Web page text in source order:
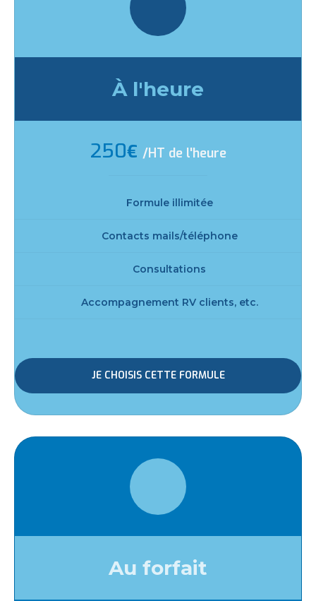
À l'heure
250€ /HT de l'heure
Formule illimitée
Contacts mails/téléphone
Consultations
Accompagnement RV clients, etc.
JE CHOISIS CETTE FORMULE
Au forfait